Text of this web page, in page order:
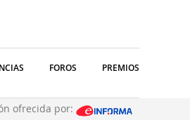
FOROS PREMIOS
ofrecida por: